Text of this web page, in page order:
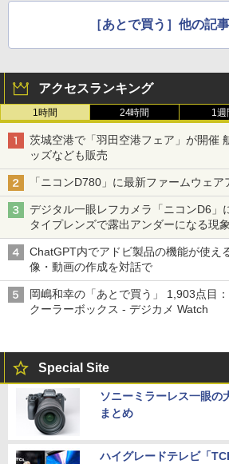
［あとで買う］他の記
アクセスランキング
1時間 24時間 1週
茨城空港で「羽田空港フェア」が開催
ッズなども販売
「ニコンD780」に最新ファームウェ
デジタル一眼レフカメラ「ニコンD6
タイプレンズで露出アンダーになる現
ChatGPT内でアドビ製品の機能が使
像・動画の作成を対話で
岡嶋和幸の「あとで買う」 1,903点目
クーラーボックス - デジカメ Watch
Special Site
ソニーミラーレス一眼の
まとめ
ハイグレードテレビ「